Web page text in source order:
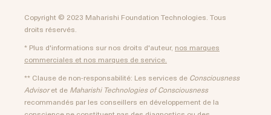
Copyright © 2023 Maharishi Foundation Technologies. Tous
droits réservés.
* Plus d'informations sur nos droits d'auteur, nos marques
commerciales et nos marques de service.
** Clause de non-responsabilité: Les services de Consciousness
Advisoret de Maharishi Technologies of Consciousness
recommandés par les conseillers en développement de la